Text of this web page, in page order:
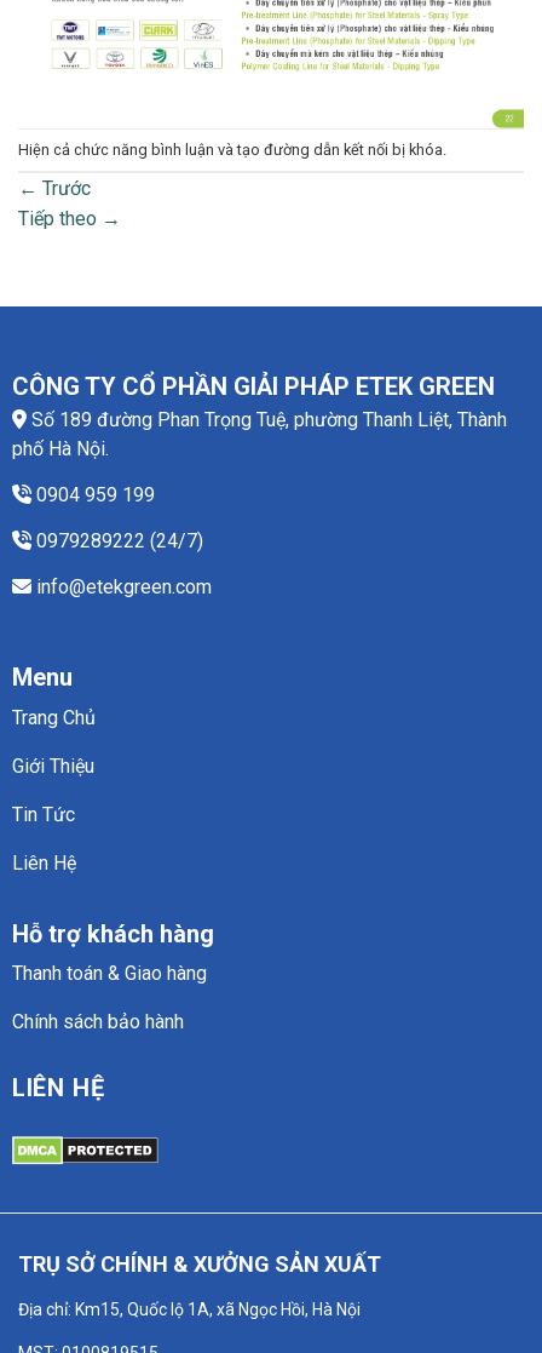
Hiện cả chức năng bình luận và tạo đường dẫn kết nối bị khóa.
← Trước
Tiếp theo →
CÔNG TY CỔ PHẦN GIẢI PHÁP ETEK GREEN
Số 189 đường Phan Trọng Tuệ, phường Thanh Liệt, Thành
phố Hà Nội.
0904 959 199
0979289222 (24/7)
info@etekgreen.com
Menu
Trang Chủ
Giới Thiệu
Tin Tức
Liên Hệ
Hỗ trợ khách hàng
Thanh toán & Giao hàng
Chính sách bảo hành
LIÊN HỆ
TRỤ SỞ CHÍNH & XƯỞNG SẢN XUẤT
Địa chỉ: Km15, Quốc lộ 1A, xã Ngọc Hồi, Hà Nội